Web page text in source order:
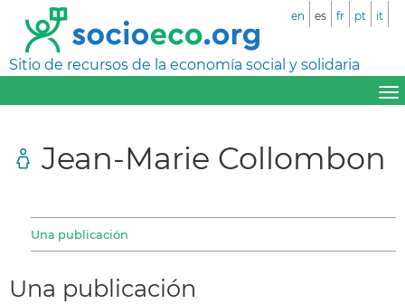
Sitio de recursos de la economía social y solidaria
en es fr pt it
Jean-Marie Collombon
Una publicación
Una publicación